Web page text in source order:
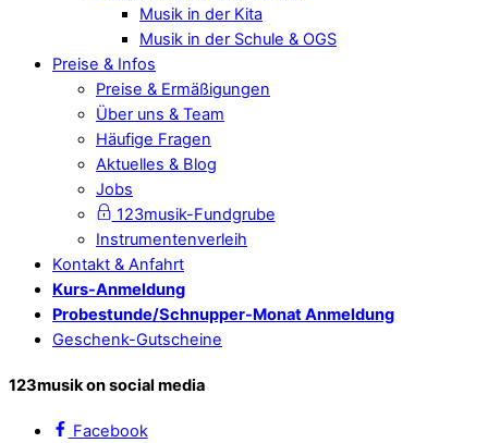
Musik in der Kita
Musik in der Schule & OGS
Preise & Infos
Preise & Ermäßigungen
Über uns & Team
Häufige Fragen
Aktuelles & Blog
Jobs
123musik-Fundgrube
Instrumentenverleih
Kontakt & Anfahrt
Kurs-Anmeldung
Probestunde/Schnupper-Monat Anmeldung
Geschenk-Gutscheine
123musik on social media
Facebook